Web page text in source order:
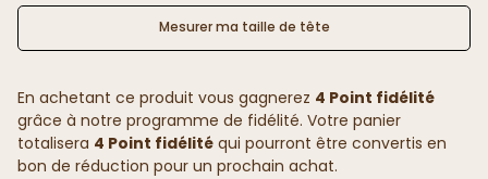
Mesurer ma taille de tête
En achetant ce produit vous gagnerez 4 Point fidélité
grâce à notre programme de fidélité. Votre panier
totalisera 4 Point fidélité qui pourront être convertis en
bon de réduction pour un prochain achat.